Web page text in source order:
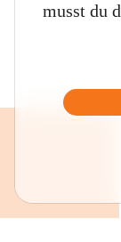
musst du